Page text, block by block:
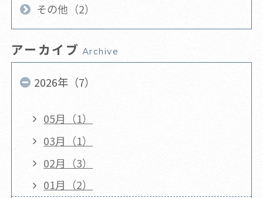
その他（2）
アーカイブ Archive
2026年（7）
05月（1）
03月（1）
02月（3）
01月（2）